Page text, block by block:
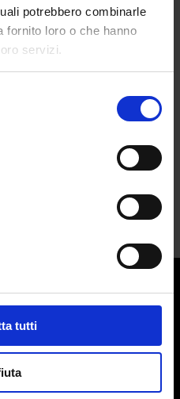
potrebbero combinarle
fornito loro o che hanno
servizi.
tutti
nazionale sul
Feb 17, 2025|CULTURE
su questa
dall’ Art Director Patrizio